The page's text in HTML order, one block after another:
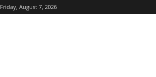
Friday, August 7, 2026